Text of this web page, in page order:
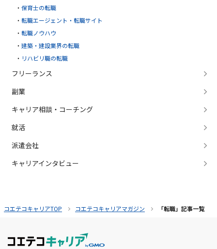
保育士の転職
転職エージェント・転職サイト
転職ノウハウ
建築・建設業界の転職
リハビリ職の転職
フリーランス
副業
キャリア相談・コーチング
就活
派遣会社
キャリアインタビュー
コエテコキャリアTOP コエテコキャリアマガジン 「転職」記事一覧